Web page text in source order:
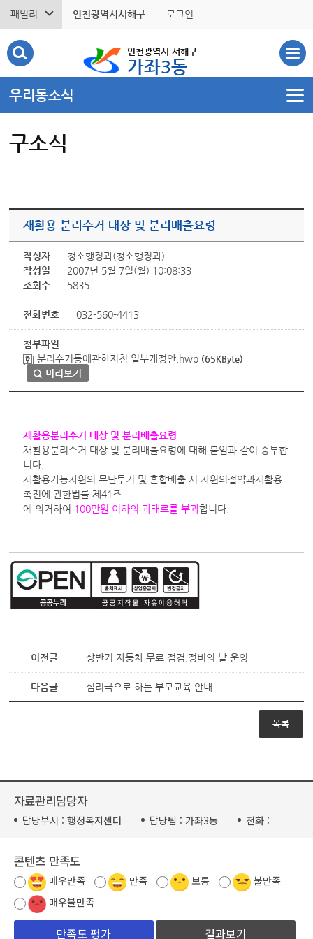
패밀리 인천광역시서해구 로그인
인천광역시 서해구
가좌3동
우리동소식
구소식
재활용 분리수거 대상 및 분리배출요령
작성자
청소행정과(청소행정과)
작성일
2007년 5월 7일(월) 10:08:33
조회수
5835
전화번호 032-560-4413
첨부파일
분리수거등에관한지침 일부개정안.hwp (65KByte)
미리보기
재활용분리수거 대상 및 분리배출요령
재활용분리수거 대상 및 분리배출요령에 대해 붙임과 같이 송부합
니다.
재활용가능자원의 무단투기 및 혼합배출 시 자원의절약과재활용
촉진에 관한법률 제41조
에 의거하여 100만원 이하의 과태료를 부과합니다.
이전글 상반기 자동차 무료 점검.정비의 날 운영
다음글 심리극으로 하는 부모교육 안내
목록
자료관리담당자
담당부서 : 행정복지센터 담당팀 : 가좌3동 전화 :
콘텐츠 만족도
매우만족 만족 보통
불만족
매우불만족
결과보기